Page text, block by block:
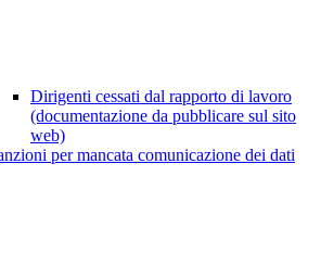
Dirigenti cessati dal rapporto di lavoro
(documentazione da pubblicare sul sito
web)
per mancata comunicazione dei dati